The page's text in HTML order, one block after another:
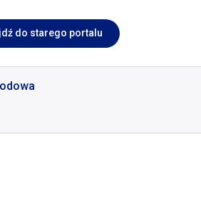
do starego portalu